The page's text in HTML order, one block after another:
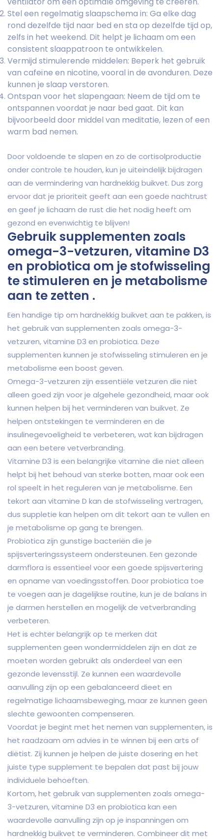
Stel een regelmatig slaapschema in: Ga elke dag
rond dezelfde tijd naar bed en sta op dezelfde tijd op,
zelfs in het weekend. Dit helpt je lichaam om een
consistent slaappatroon te ontwikkelen.
Vermijd stimulerende middelen: Beperk het gebruik
van cafeïne en nicotine, vooral in de avonduren. Deze
kunnen je slaap verstoren.
Ontspan voor het slapengaan: Neem de tijd om te
ontspannen voordat je naar bed gaat. Dit kan
bijvoorbeeld door middel van meditatie, lezen of een
warm bad nemen.
Door voldoende te slapen en zo de cortisolproductie
onder controle te houden, kun je uiteindelijk bijdragen
aan de vermindering van hardnekkig buikvet. Dus zorg
ervoor dat je prioriteit geeft aan een goede nachtrust
en geef je lichaam de rust die het nodig heeft om
gezond en evenwichtig te blijven!
Gebruik supplementen zoals
omega-3-vetzuren, vitamine D3
en probiotica om je stofwisseling
te stimuleren en je metabolisme
aan te zetten .
Een handige tip om hardnekkig buikvet aan te pakken, is
het gebruik van supplementen zoals omega-3-
vetzuren, vitamine D3 en probiotica. Deze
supplementen kunnen je stofwisseling stimuleren en je
metabolisme een boost geven.
Omega-3-vetzuren zijn essentiële vetzuren die niet
alleen goed zijn voor je algehele gezondheid, maar ook
kunnen helpen bij het verminderen van buikvet. Ze
helpen ontstekingen te verminderen en de
insulinegevoeligheid te verbeteren, wat kan bijdragen
aan een betere vetverbranding.
Vitamine D3 is een belangrijke vitamine die niet alleen
helpt bij het behoud van sterke botten, maar ook een
rol speelt in het reguleren van je metabolisme. Een
tekort aan vitamine D kan de stofwisseling vertragen,
dus suppletie kan helpen om dit tekort aan te vullen en
je metabolisme op gang te brengen.
Probiotica zijn gunstige bacteriën die je
spijsverteringssysteem ondersteunen. Een gezonde
darmflora is essentieel voor een goede spijsvertering
en opname van voedingsstoffen. Door probiotica toe
te voegen aan je dagelijkse routine, kun je de balans in
je darmen herstellen en mogelijk de vetverbranding
verbeteren.
Het is echter belangrijk op te merken dat
supplementen geen wondermiddelen zijn en dat ze
moeten worden gebruikt als onderdeel van een
gezonde levensstijl. Ze kunnen een waardevolle
aanvulling zijn op een gebalanceerd dieet en
regelmatige lichaamsbeweging, maar ze kunnen geen
slechte gewoonten compenseren.
Voordat je begint met het nemen van supplementen, is
het raadzaam om advies in te winnen bij een arts of
diëtist. Zij kunnen je helpen de juiste dosering en het
juiste type supplement te bepalen dat past bij jouw
individuele behoeften.
Kortom, het gebruik van supplementen zoals omega-
3-vetzuren, vitamine D3 en probiotica kan een
waardevolle aanvulling zijn op je inspanningen om
hardnekkig buikvet te verminderen. Combineer dit met